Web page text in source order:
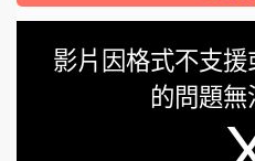
影片因格式不支
的問題無